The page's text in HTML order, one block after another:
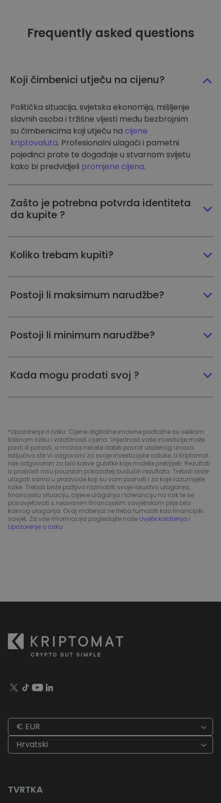
Frequently asked questions
Koji čimbenici utječu na cijenu?
Politička situacija, svjetska ekonomija, mišljenje
slavnih osoba i tržišne vijesti među bezbrojnim
su čimbenicima koji utječu na cijene
kriptovaluta. Profesionalni ulagači i pametni
pojedinci prate te događaje u stvarnom svijetu
kako bi predvidjeli promjene cijena.
Zašto je potrebna potvrda identiteta
da kupite ?
Koliko trebam kupiti?
Postoji li maksimum narudžbe?
Postoji li minimum narudžbe?
Kada mogu prodati svoj ?
*Upozorenje o riziku: Cijene digitalne imovine podložne su velikom
tržišnom riziku i volatilnosti cijena. Vrijednost vaše investicije može
pasti ili porasti, a možda nećete dobiti povrat uloženog iznosa.
Isključivo ste Vi odgovorni za svoje investicijske odluke, a Kriptomat
nije odgovoran za bilo kakve gubitke koje možete pretrpjeti. Rezultati
iz prošlosti nisu pouzdan pokazatelj budućih rezultata. Trebali biste
ulagati samo u proizvode koji su vam poznati i za koje razumijete
rizike. Trebali biste pažljivo razmotriti svoje iskustvo ulaganja,
financijsku situaciju, ciljeve ulaganja i toleranciju na rizik te se
posavjetovati s neovisnim financijskim savjetnikom prije bilo
kakvog ulaganja. Ovaj materijal ne treba tumačiti kao financijski
savjet. Za više informacija pogledajte naše Uvjete korištenja i
Upozorenje o riziku .
€ EUR
Hrvatski
TVRTKA